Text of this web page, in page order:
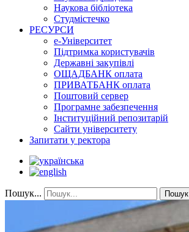
Наукова бібліотека
Студмістечко
РЕСУРСИ
е-Університет
Підтримка користувачів
Державні закупівлі
ОЩАДБАНК оплата
ПРИВАТБАНК оплата
Поштовий сервер
Програмне забезпечення
Інституційний репозитарій
Сайти університету
Запитати у ректора
Пошук... Пошук